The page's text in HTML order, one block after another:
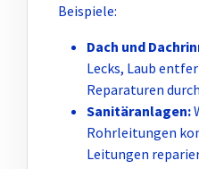
Beispiele:
Dach und
Lecks, Laub
Reparaturen
Sanitäranlagen:
Rohrleitungen
Leitungen